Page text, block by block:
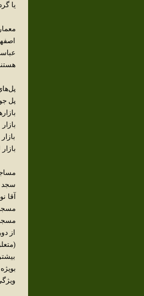
يا
پل
سجد
آقا
از